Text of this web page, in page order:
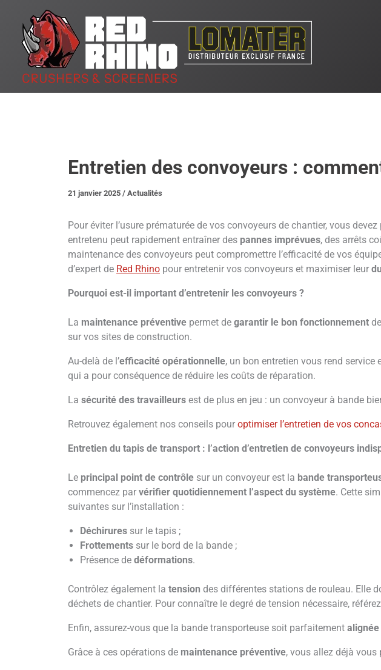
contenu
Entretien des convoyeurs :
21 janvier 2025 / Actualités
Pour éviter l’usure prématurée de vos convoyeurs de chantier, vous devez
entretenu peut rapidement entraîner des pannes imprévues, des arrêts
maintenance des convoyeurs peut compromettre l’efficacité de vos
d’expert de Red Rhino pour entretenir vos convoyeurs et maximiser leur
Pourquoi est-il important d’entretenir les convoyeurs ?
La maintenance préventive permet de garantir le bon fonctionnement
sur vos sites de construction.
Au-delà de l’efficacité opérationnelle, un bon entretien vous rend
qui a pour conséquence de réduire les coûts de réparation.
La sécurité des travailleurs est de plus en jeu : un convoyeur à bande
Retrouvez également nos conseils pour optimiser l’entretien de vos
Entretien du tapis de transport : l’action d’entretien de convoyeurs
Le principal point de contrôle sur un convoyeur est la bande
commencez par vérifier quotidiennement l’aspect du système. Cette
suivantes sur l’installation :
Déchirures sur le tapis ;
Frottements sur le bord de la bande ;
Présence de déformations.
Contrôlez également la tension des différentes stations de rouleau. Elle
déchets de chantier. Pour connaître le degré de tension nécessaire,
Enfin, assurez-vous que la bande transporteuse soit parfaitement
Grâce à ces opérations de maintenance préventive, vous allez déjà